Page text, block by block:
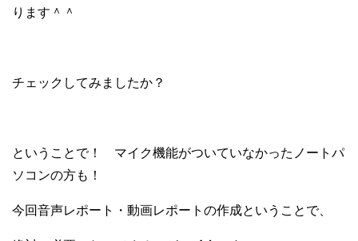
ります＾＾
チェックしてみましたか？
ということで！ マイク機能がついていなかったノートパ
ソコンの方も！
今回音声レポート・動画レポートの作成ということで、